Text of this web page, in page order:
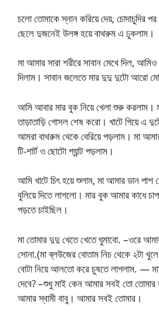
চলো তোমাকে স্নান করিয়ে দেয়, চোদাচুদির
ছেলে দুজনেই উলঙ্গ হয়ে বাথরুম এ ঢুকলাম।
মা আমার সারা শরীরে সাবান মেখে দিল, আমিও
দিলাম। সাবান জলেতে মার দুদু দুটো আরো
আমি আবার মার বুক নিয়ে খেলা শুরু করলাম।
তাড়াতাড়ি গোসল শেষ করো। খাটে গিয়ে এ
আমরা বাথরুম থেকে বেরিয়ে পড়লাম। মা
টি-শার্ট ও ছোটো প্যান্ট পড়লাম।
আমি খাটে চিৎ হয়ে শুলাম, মা আমার ডান পাশ
বুলিয়ে দিতে লাগলো। মার বুক আমার কাধে
পড়তে চাইছিল।
মা তোমার দুদু খেতে খেতে ঘুমাবো. –ওরে
সোনা.(মা ব্লউজের বোতাম নিচ থেকে ২টা
বোটা নিয়ে আলতো করে চুষতে লাগলাম. —
দেবে? –শুধু মাই কেন আমার সবই তো তোমার
আমার স্বামী বাবু। আমার সবই তোমার।